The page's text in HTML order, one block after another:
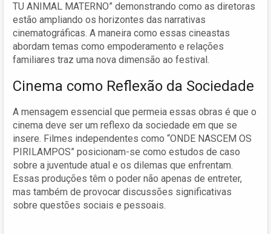
TU ANIMAL MATERNO” demonstrando como as diretoras
estão ampliando os horizontes das narrativas
cinematográficas. A maneira como essas cineastas
abordam temas como empoderamento e relações
familiares traz uma nova dimensão ao festival.
Cinema como Reflexão da Sociedade
A mensagem essencial que permeia essas obras é que o
cinema deve ser um reflexo da sociedade em que se
insere. Filmes independentes como “ONDE NASCEM OS
PIRILAMPOS” posicionam-se como estudos de caso
sobre a juventude atual e os dilemas que enfrentam.
Essas produções têm o poder não apenas de entreter,
mas também de provocar discussões significativas
sobre questões sociais e pessoais.